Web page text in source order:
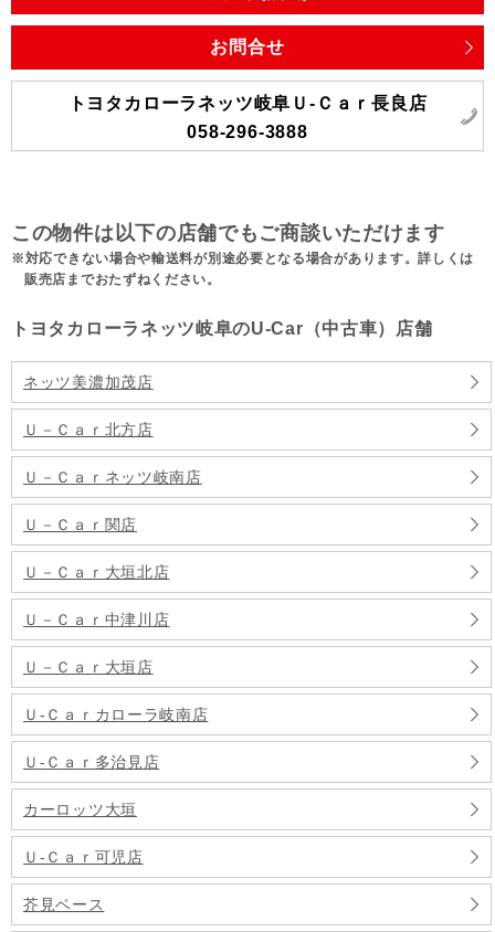
お問合せ
トヨタカローラネッツ岐阜Ｕ‐Ｃａｒ長良店
058-296-3888
この物件は以下の店舗でもご商談いただけます
対応できない場合や輸送料が別途必要となる場合があります。詳しくは
販売店までおたずねください。
トヨタカローラネッツ岐阜のU-Car（中古車）店舗
ネッツ美濃加茂店
Ｕ－Ｃａｒ北方店
Ｕ－Ｃａｒネッツ岐南店
Ｕ－Ｃａｒ関店
Ｕ－Ｃａｒ大垣北店
Ｕ－Ｃａｒ中津川店
Ｕ－Ｃａｒ大垣店
Ｕ‐Ｃａｒカローラ岐南店
Ｕ‐Ｃａｒ多治見店
カーロッツ大垣
Ｕ‐Ｃａｒ可児店
芥見ベース